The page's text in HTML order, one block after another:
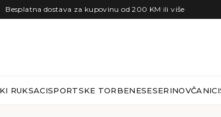
Besplatna dostava za kupovinu od 200 KM ili više
RUKSACISPORTSKE TORBENESESERINOVČANICI